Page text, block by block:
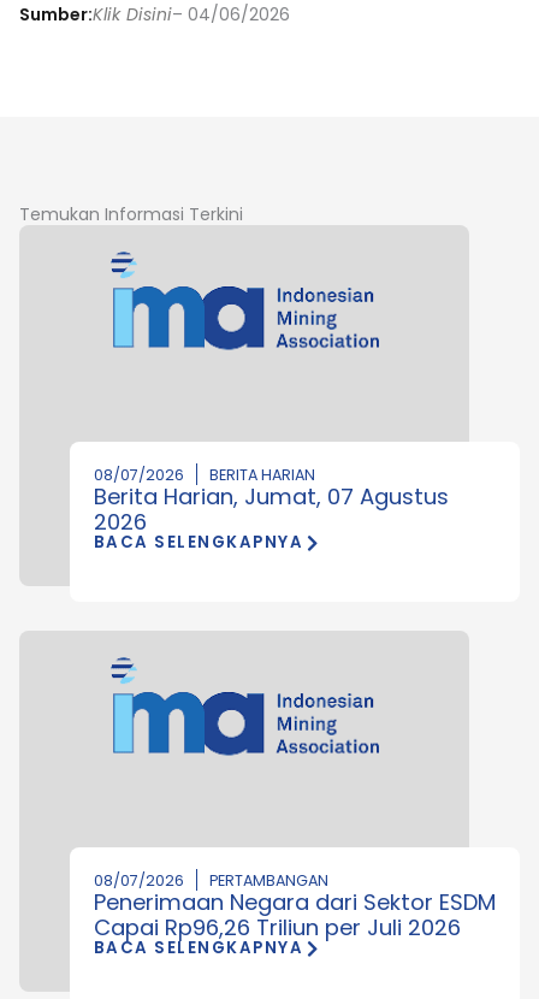
Sumber:Klik Disini– 04/06/2026
Temukan Informasi Terkini
08/07/2026 BERITA HARIAN
Berita Harian, Jumat, 07 Agustus
2026
BACA SELENGKAPNYA
08/07/2026 PERTAMBANGAN
Penerimaan Negara dari Sektor ESDM
Capai Rp96,26 Triliun per Juli 2026
BACA SELENGKAPNYA